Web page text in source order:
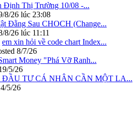
Định Thị Trường 10/08 -...
8/26 lúc 23:08
Đằng Sau CHOCH (Change...
8/26 lúc 11:11
em xin hỏi về code chart Index...
8/7/26
Money "Phá Vỡ Ranh...
5/26
ĐẦU TƯ CÁ NHÂN CẦN MỘT LA...
5/26